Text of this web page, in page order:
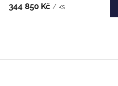
344 850 Kč / ks